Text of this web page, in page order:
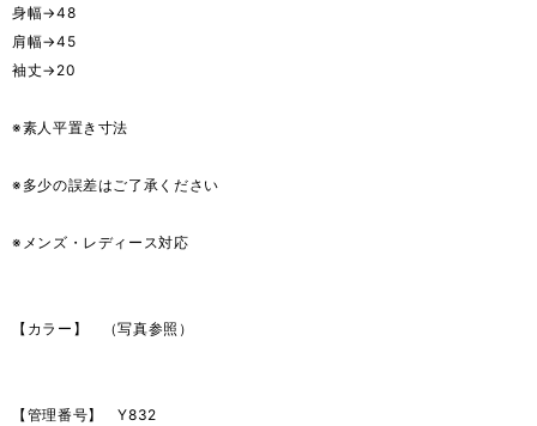
身幅→48
肩幅→45
袖丈→20
※素人平置き寸法
※多少の誤差はご了承ください
※メンズ・レディース対応
【カラー】 （写真参照）
【管理番号】 Y832